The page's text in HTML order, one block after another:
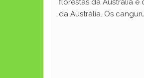
florestas da Austrália
da Austrália. Os